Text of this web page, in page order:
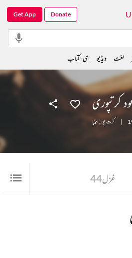
کرتپوری
| کرت پور,انڈیا
غزل44
Get App Donate
لغت ویڈیو ای-کتاب